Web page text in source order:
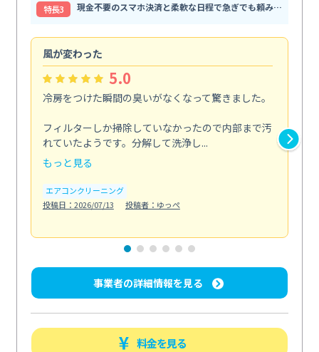
特⻑3
現金不要のスマホ決済と柔軟な日程で急ぎでも頼みやすい
風が変わった
5.0
冷房をつけた瞬間の臭いがなくなって驚きました。
フィルターしか掃除していなかったので内部まで汚
れていたようです。分解して洗浄し...
もっと見る
エアコンクリーニング
投稿日：2026/07/13
投稿者：ゆっぺ
事業者の詳細情報を見る
料金を見る